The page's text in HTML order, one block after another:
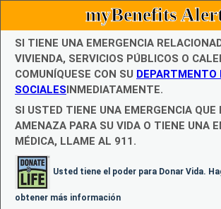
myBenefits
SI TIENE UNA EMERGENCIA
VIVIENDA, SERVICIOS PÚBLICOS O
COMUNÍQUESE CON SU DEPARTMENTO
SOCIALESINMEDIATAMENTE.
SI USTED TIENE UNA EMERGENCIA QUE
AMENAZA PARA SU VIDA O TIENE UNA
MÉDICA, LLAME AL 911.
Usted tiene el poder para Donar Vida.
obtener más información